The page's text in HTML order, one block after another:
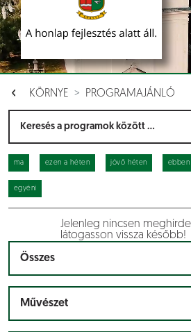
KÖRNYE PROGRAMAJÁNLÓ
ma ezen a héten jövő héten ebben
egyéni
Jelenleg nincsen
látogasson vissza később!
Összes
Művészet
Aloldalak [ ]